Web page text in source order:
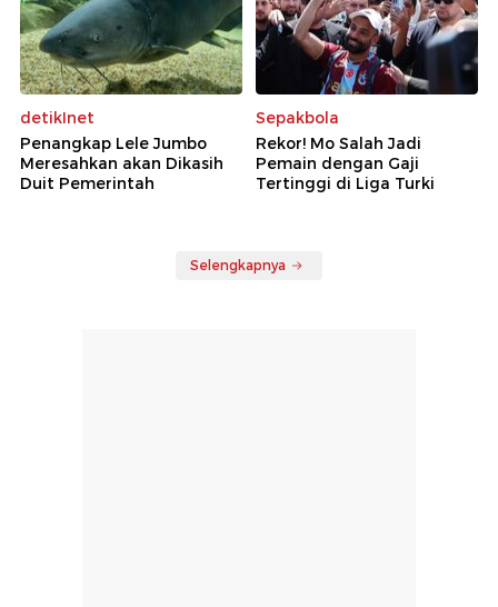
detikInet
Penangkap Lele Jumbo
Meresahkan akan Dikasih
Duit Pemerintah
Sepakbola
Rekor! Mo Salah Jadi
Pemain dengan Gaji
Tertinggi di Liga Turki
Selengkapnya